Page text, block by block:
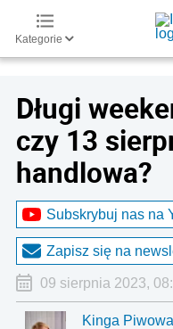
Kategorie
Długi
czy 13
handlowa?
Subskrybuj nas na
Zapisz się na
09 sierpnia 2023,
Kinga